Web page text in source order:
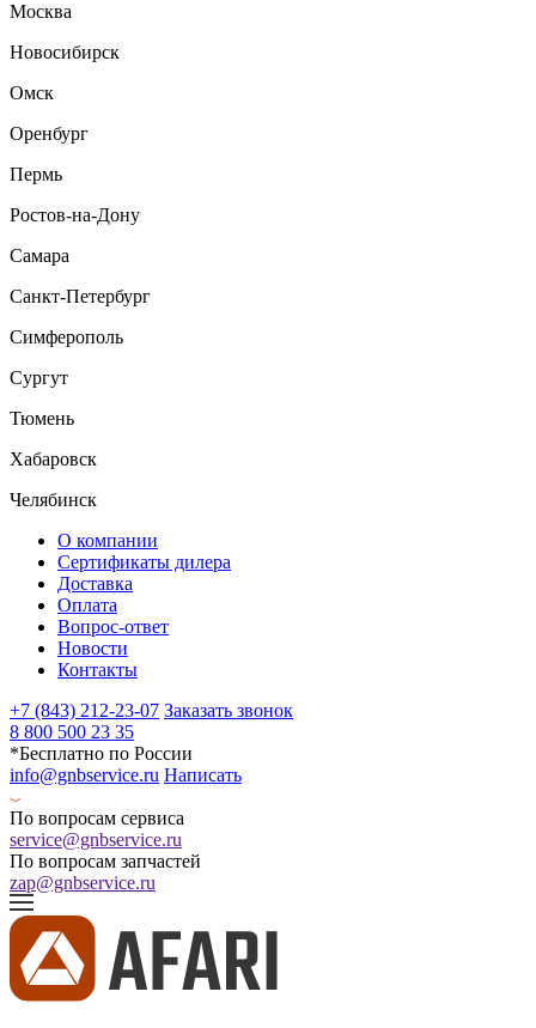
Москва
Новосибирск
Омск
Оренбург
Пермь
Ростов-на-Дону
Самара
Санкт-Петербург
Симферополь
Сургут
Тюмень
Хабаровск
Челябинск
О компании
Сертификаты дилера
Доставка
Оплата
Вопрос-ответ
Новости
Контакты
+7 (843) 212-23-07 Заказать звонок
8 800 500 23 35
*Бесплатно по России
info@gnbservice.ru Написать
По вопросам сервиса
service@gnbservice.ru
По вопросам запчастей
zap@gnbservice.ru